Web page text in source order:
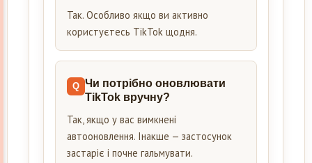
Так. Особливо якщо ви активно
користуєтесь TikTok щодня.
Чи потрібно оновлювати
TikTok вручну?
Так, якщо у вас вимкнені
автооновлення. Інакше — застосунок
застаріє і почне гальмувати.